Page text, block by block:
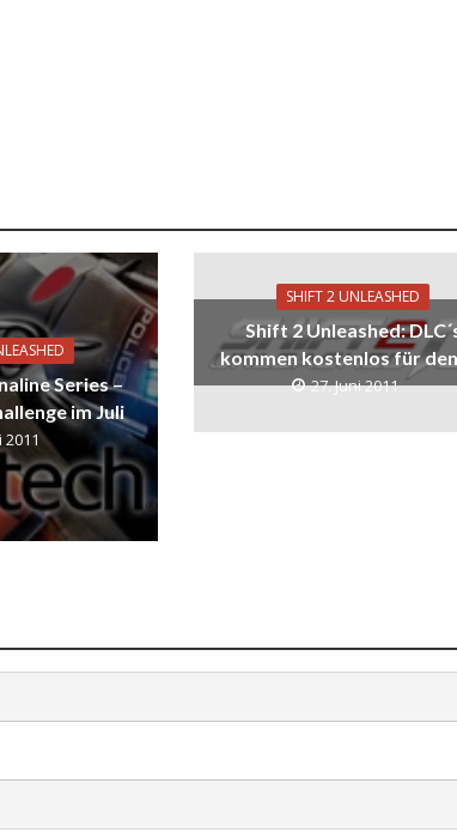
Series –
im Juli
2011
SHIFT 2 UNLEASHED
Shift 2 Unleashed:
kommen kostenlos für
27. Juni 2011